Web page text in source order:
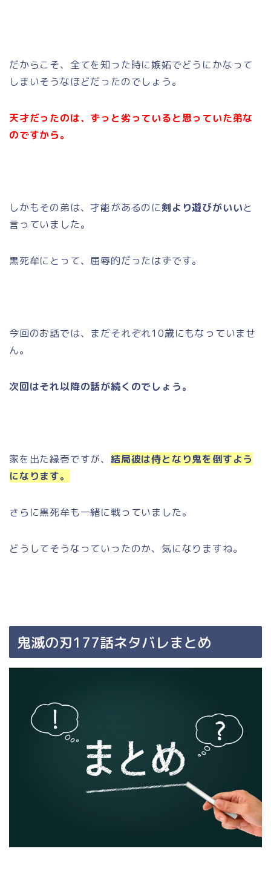
だからこそ、全てを知った時に嫉妬でどうにかなって
しまいそうなほどだったのでしょう。
天才だったのは、ずっと劣っていると思っていた弟な
のですから。
しかもその弟は、才能があるのに剣より遊びがいいと
言っていました。
黒死牟にとって、屈辱的だったはずです。
今回のお話では、まだそれぞれ10歳にもなっていませ
ん。
次回はそれ以降の話が続くのでしょう。
家を出た縁壱ですが、 結局彼は侍となり鬼を倒すよう
になります。
さらに黒死牟も一緒に戦っていました。
どうしてそうなっていったのか、気になりますね。
鬼滅の刃177話ネタバレまとめ